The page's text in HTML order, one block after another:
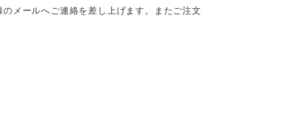
メールへご連絡を差し上げます。またご注文